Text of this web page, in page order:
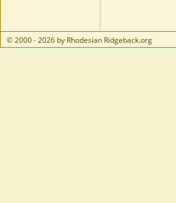
© 2000 - 2026 by Rhodesian Ridgeback.org